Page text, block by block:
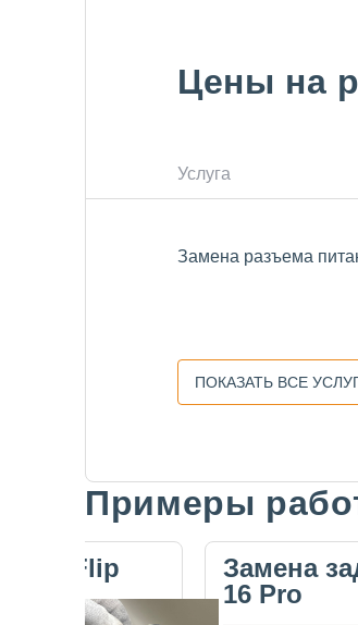
Цены на
Услуга
Замена разъема
ПОКАЗАТЬ ВСЕ
Примеры
Flip
Замена
16 Pro